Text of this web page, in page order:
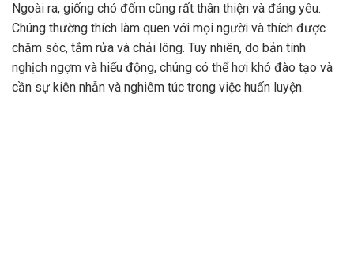
Ngoài ra, giống chó đốm cũng rất thân thiện và đáng yêu.
Chúng thường thích làm quen với mọi người và thích được
chăm sóc, tắm rửa và chải lông. Tuy nhiên, do bản tính
nghịch ngợm và hiếu động, chúng có thể hơi khó đào tạo và
cần sự kiên nhẫn và nghiêm túc trong việc huấn luyện.